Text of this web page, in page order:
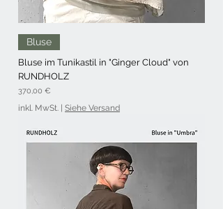
Bluse
Bluse im Tunikastil in "Ginger Cloud" von
RUNDHOLZ
Preis
370,00 €
inkl. MwSt. Siehe Versand